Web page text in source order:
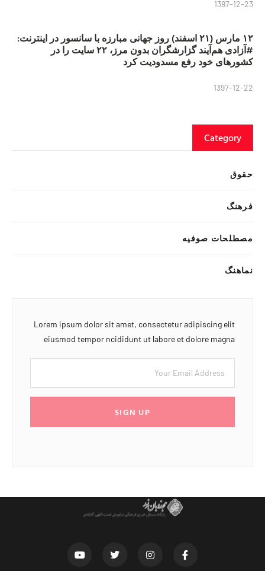
1397-12-23
۱۲ مارس (۲۱ اسفند) روز جهانی مبارزه با سانسور در اینترنت:
#آزادی هم‌آیند گزارشگران‌ بدون مرز، ۲۲ سایت را در
کشورهای خود رفع مسدودیت کرد
1397-12-22
Category
حقوق
فرهنگ
مصطلحات صوفیه
نماهنگ
Lorem ipsum dolor sit amet, consectetur adipiscing elit
eiusmod tempor ncididunt ut labore et dolore magna
SIGN UP